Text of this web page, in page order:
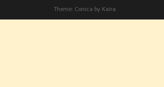
Theme: Conica by Kaira